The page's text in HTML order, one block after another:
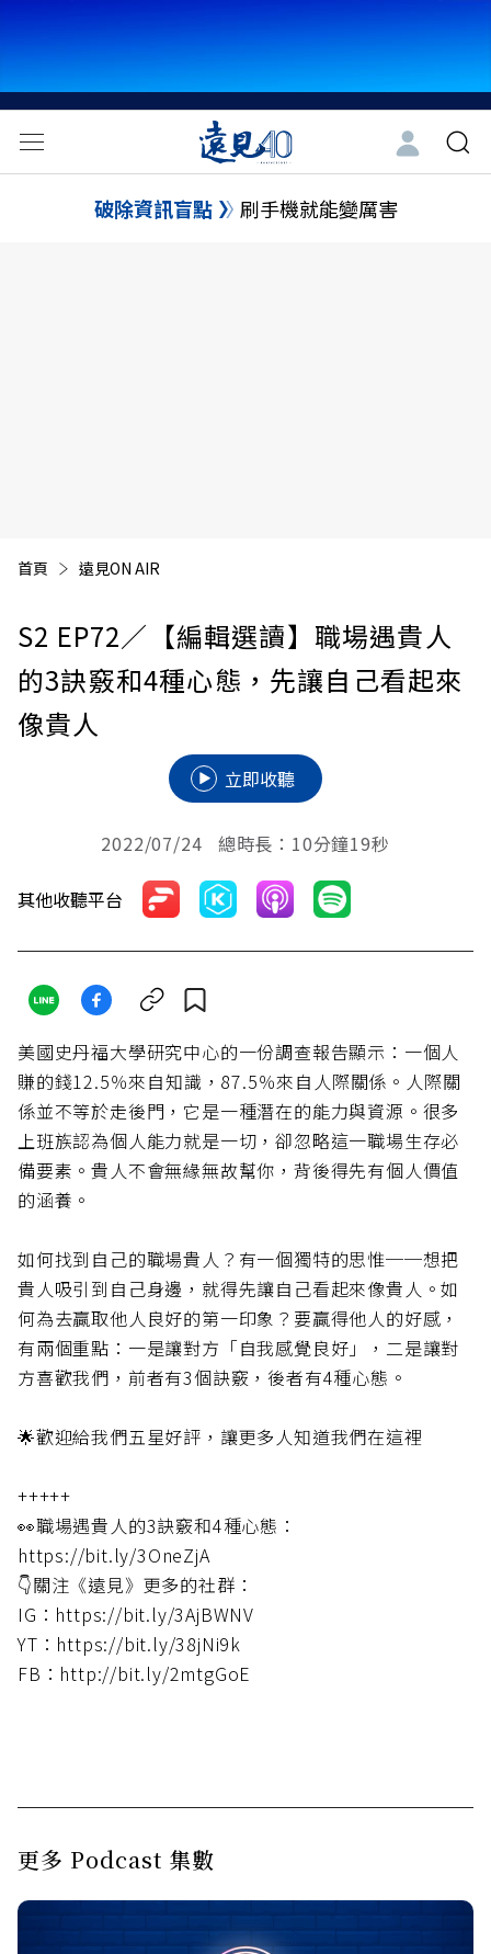
破除資訊盲點 刷手機就能變厲害
首頁 遠見ON AIR
S2 EP72／【編輯選讀】職場遇貴人
的3訣竅和4種心態，先讓自己看起來
像貴人
立即收聽
2022/07/24 總時長：10分鐘19秒
其他收聽平台
美國史丹福大學研究中心的一份調查報告顯示：一個人
賺的錢12.5％來自知識，87.5％來自人際關係。人際關
係並不等於走後門，它是一種潛在的能力與資源。很多
上班族認為個人能力就是一切，卻忽略這一職場生存必
備要素。貴人不會無緣無故幫你，背後得先有個人價值
的涵養。
如何找到自己的職場貴人？有一個獨特的思惟──想把
貴人吸引到自己身邊，就得先讓自己看起來像貴人。如
何為去贏取他人良好的第一印象？要贏得他人的好感，
有兩個重點：一是讓對方「自我感覺良好」，二是讓對
方喜歡我們，前者有3個訣竅，後者有4種心態。
🌟歡迎給我們五星好評，讓更多人知道我們在這裡
+++++
👀職場遇貴人的3訣竅和4種心態：
https://bit.ly/3OneZjA
👇關注《遠見》更多的社群：
IG：https://bit.ly/3AjBWNV
YT：https://bit.ly/38jNi9k
FB：http://bit.ly/2mtgGoE
更多 Podcast 集數